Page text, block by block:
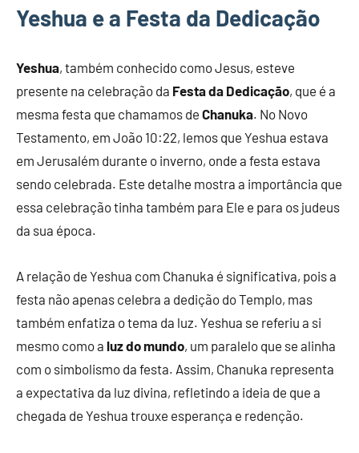
Yeshua e a Festa da Dedicação
Yeshua, também conhecido como Jesus, esteve
presente na celebração da Festa da Dedicação, que é a
mesma festa que chamamos de Chanuka. No Novo
Testamento, em João 10:22, lemos que Yeshua estava
em Jerusalém durante o inverno, onde a festa estava
sendo celebrada. Este detalhe mostra a importância que
essa celebração tinha também para Ele e para os judeus
da sua época.
A relação de Yeshua com Chanuka é significativa, pois a
festa não apenas celebra a dedição do Templo, mas
também enfatiza o tema da luz. Yeshua se referiu a si
mesmo como a luz do mundo, um paralelo que se alinha
com o simbolismo da festa. Assim, Chanuka representa
a expectativa da luz divina, refletindo a ideia de que a
chegada de Yeshua trouxe esperança e redenção.